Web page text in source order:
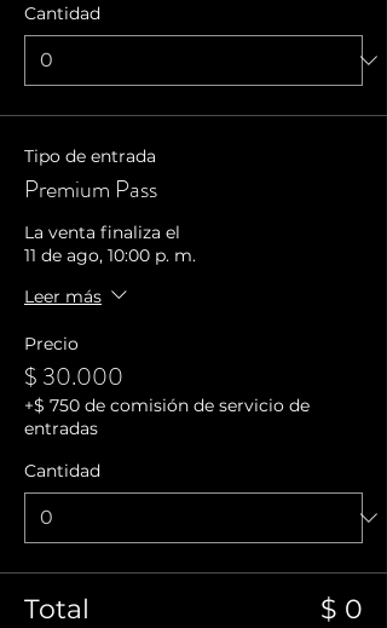
Cantidad
Tipo de entrada
Premium Pass
La venta finaliza el
11 de ago, 10:00 p. m.
Leer más
Precio
$ 30.000
+$ 750 de comisión de servicio de
entradas
Cantidad
Total $ 0